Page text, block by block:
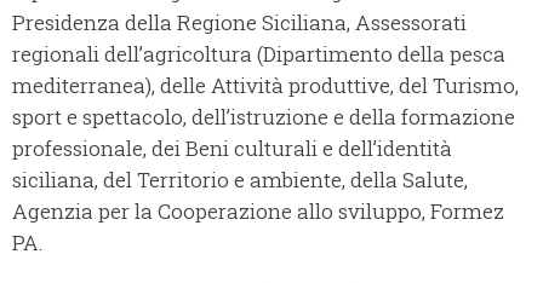
Presidenza della Regione Siciliana, Assessorati
regionali dell’agricoltura (Dipartimento della pesca
mediterranea), delle Attività produttive, del Turismo,
sport e spettacolo, dell’istruzione e della formazione
professionale, dei Beni culturali e dell’identità
siciliana, del Territorio e ambiente, della Salute,
Agenzia per la Cooperazione allo sviluppo, Formez
PA.